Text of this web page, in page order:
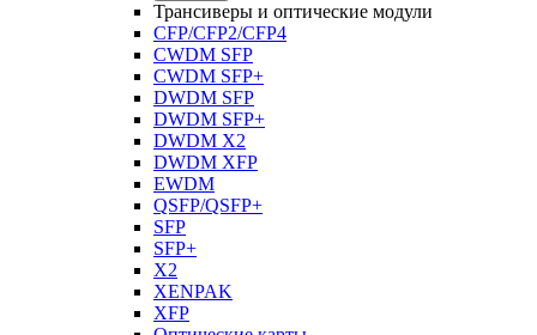
Трансиверы и оптические модули
CFP/CFP2/CFP4
CWDM SFP
CWDM SFP+
DWDM SFP
DWDM SFP+
DWDM X2
DWDM XFP
EWDM
QSFP/QSFP+
SFP
SFP+
X2
XENPAK
XFP